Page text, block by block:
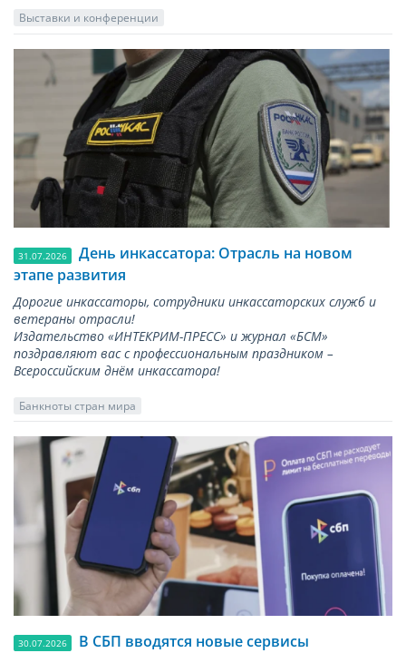
Выставки и конференции
31.07.2026
День инкассатора: Отрасль на новом
этапе развития
Дорогие инкассаторы, сотрудники инкассаторских служб и
ветераны отрасли!
Издательство «ИНТЕКРИМ-ПРЕСС» и журнал «БСМ»
поздравляют вас с профессиональным праздником –
Всероссийским днём инкассатора!
Банкноты стран мира
30.07.2026 В СБП вводятся новые сервисы